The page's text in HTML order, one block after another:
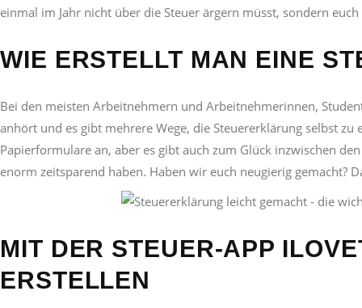
einmal im Jahr nicht über die Steuer ärgern müsst, sondern
WIE ERSTELLT MAN EINE
Bei den meisten Arbeitnehmern und Arbeitnehmerinnen,
anhört und es gibt mehrere Wege, die Steuererklärung selbst
Papierformulare an, aber es gibt auch zum Glück inzwischen
enorm zeitsparend haben. Haben wir euch neugierig gemacht?
MIT DER STEUER-APP
ERSTELLEN